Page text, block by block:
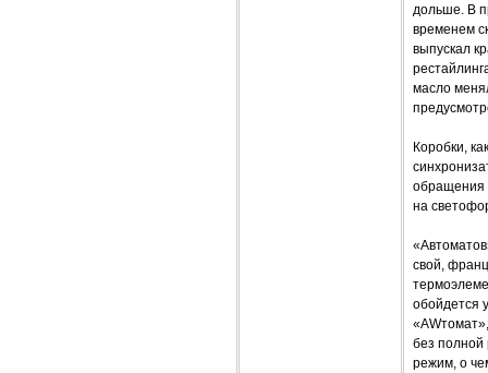
дольше. В
временем
выпускал
масло
Коробки,
обращения
на
свой,
обойдется
без полной
режим, о